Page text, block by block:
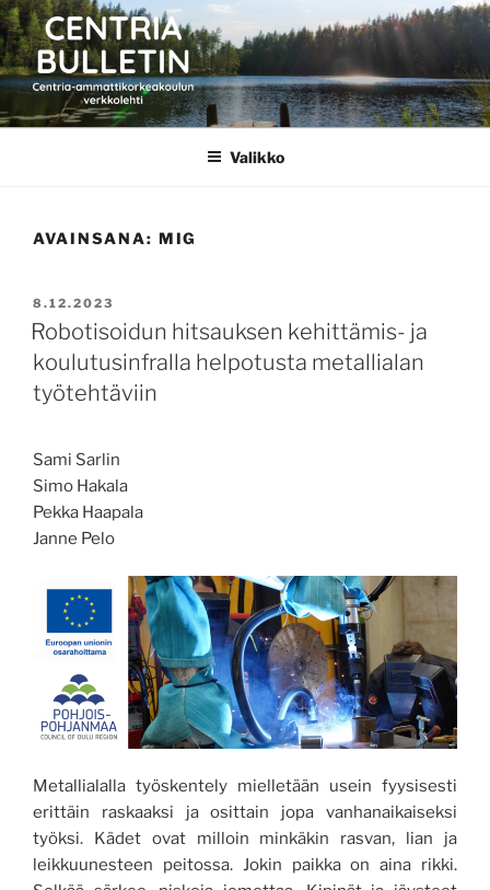
Siirry
sisältöön
CENTRIA BULLETIN
Valikko
AVAINSANA: MIG
JULKAISTU
8.12.2023
Robotisoidun hitsauksen kehittämis- ja
koulutusinfralla helpotusta metallialan
työtehtäviin
Sami Sarlin
Simo Hakala
Pekka Haapala
Janne Pelo
Metallialalla työskentely mielletään usein fyysisesti
erittäin raskaaksi ja osittain jopa vanhanaikaiseksi
työksi. Kädet ovat milloin minkäkin rasvan, lian ja
leikkuunesteen peitossa. Jokin paikka on aina rikki.